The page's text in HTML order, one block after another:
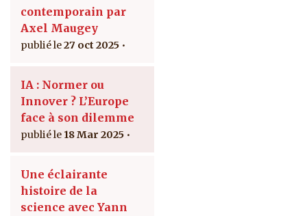
contemporain par
Axel Maugey
27 oct 2025
IA : Normer ou
Innover ? L’Europe
face à son dilemme
18 Mar 2025
Une éclairante
histoire de la
science avec Yann